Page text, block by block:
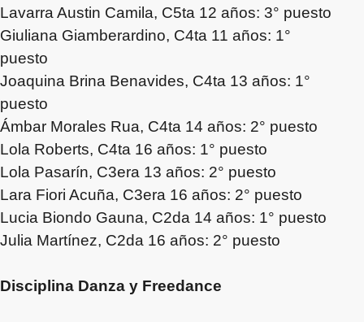
Lavarra Austin Camila, C5ta 12 años: 3° puesto
Giuliana Giamberardino, C4ta 11 años: 1°
puesto
Joaquina Brina Benavides, C4ta 13 años: 1°
puesto
Ámbar Morales Rua, C4ta 14 años: 2° puesto
Lola Roberts, C4ta 16 años: 1° puesto
Lola Pasarín, C3era 13 años: 2° puesto
Lara Fiori Acuña, C3era 16 años: 2° puesto
Lucia Biondo Gauna, C2da 14 años: 1° puesto
Julia Martínez, C2da 16 años: 2° puesto
Disciplina Danza y Freedance